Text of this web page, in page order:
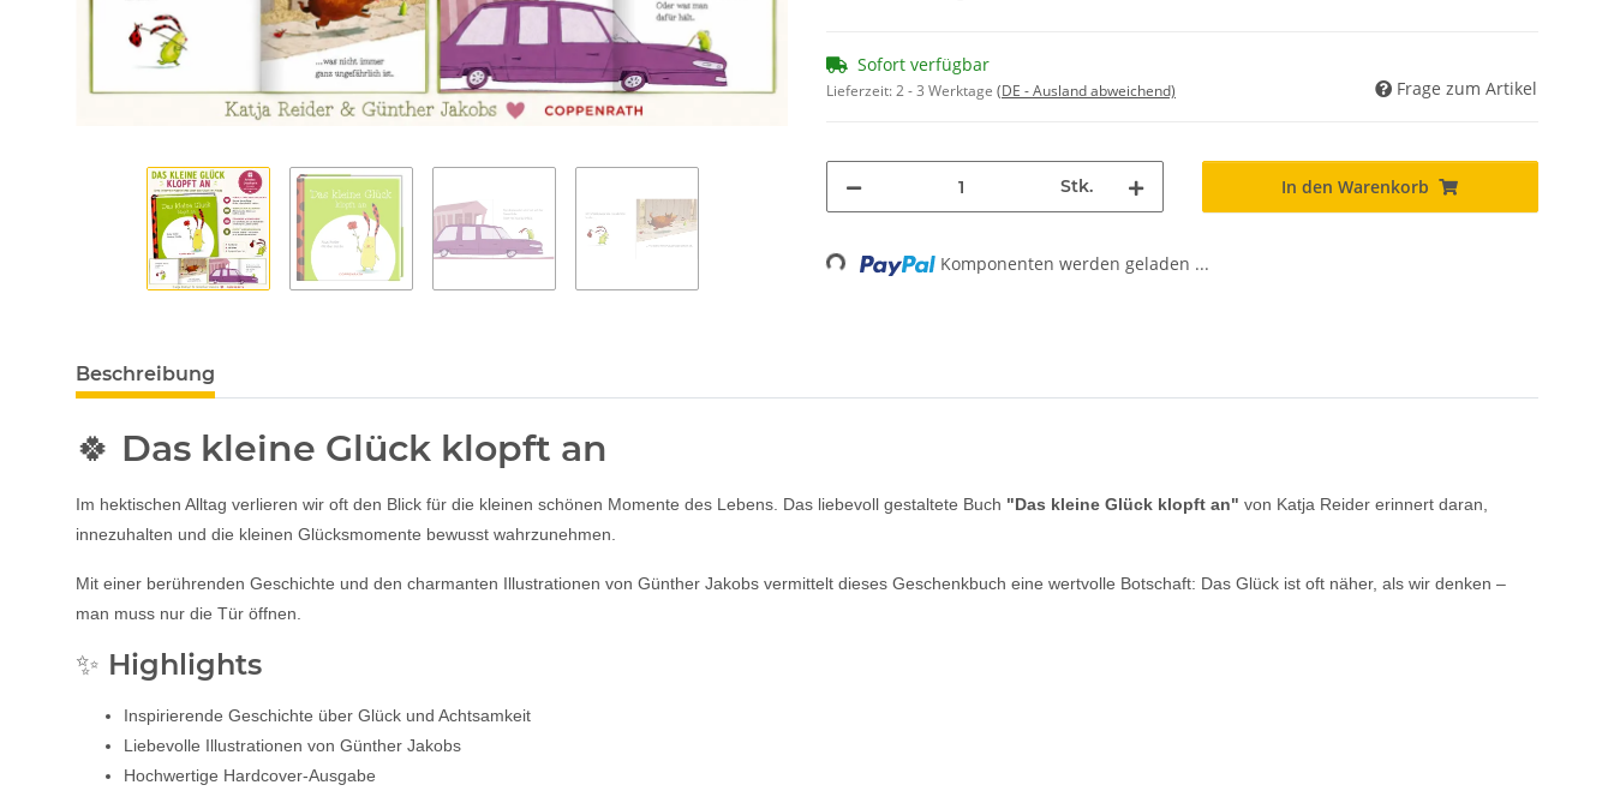
Sofort verfügbar
Lieferzeit:2 - 3 Werktage (DE - Ausland abweichend) Frage zum Artikel
Stk. In den Warenkorb
Loading... Komponenten werden geladen ...
Beschreibung
🍀 Das kleine Glück klopft an
Im hektischen Alltag verlieren wir oft den Blick für die kleinen schönen Momente des Lebens. Das liebevoll gestaltete Buch "Das kleine Glück klopft an" von Katja Reider erinnert daran,
innezuhalten und die kleinen Glücksmomente bewusst wahrzunehmen.
Mit einer berührenden Geschichte und den charmanten Illustrationen von Günther Jakobs vermittelt dieses Geschenkbuch eine wertvolle Botschaft: Das Glück ist oft näher, als wir denken –
man muss nur die Tür öffnen.
✨ Highlights
Inspirierende Geschichte über Glück und Achtsamkeit
Liebevolle Illustrationen von Günther Jakobs
Hochwertige Hardcover-Ausgabe